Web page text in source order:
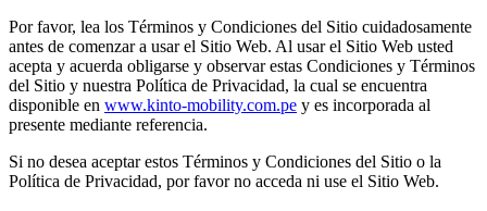
Por favor, lea los Términos y Condiciones del Sitio cuidadosamente
antes de comenzar a usar el Sitio Web. Al usar el Sitio Web usted
acepta y acuerda obligarse y observar estas Condiciones y Términos
del Sitio y nuestra Política de Privacidad, la cual se encuentra
disponible en www.kinto-mobility.com.pe y es incorporada al
presente mediante referencia.
Si no desea aceptar estos Términos y Condiciones del Sitio o la
Política de Privacidad, por favor no acceda ni use el Sitio Web.